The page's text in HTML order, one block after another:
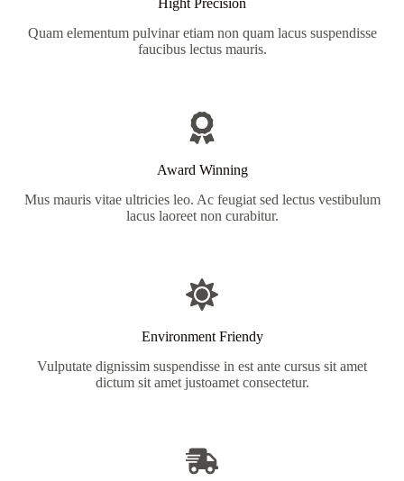
Hight Precision
Quam elementum pulvinar etiam non quam lacus suspendisse
faucibus lectus mauris.
Award Winning
Mus mauris vitae ultricies leo. Ac feugiat sed lectus vestibulum
lacus laoreet non curabitur.
Environment Friendy
Vulputate dignissim suspendisse in est ante cursus sit amet
dictum sit amet justoamet consectetur.